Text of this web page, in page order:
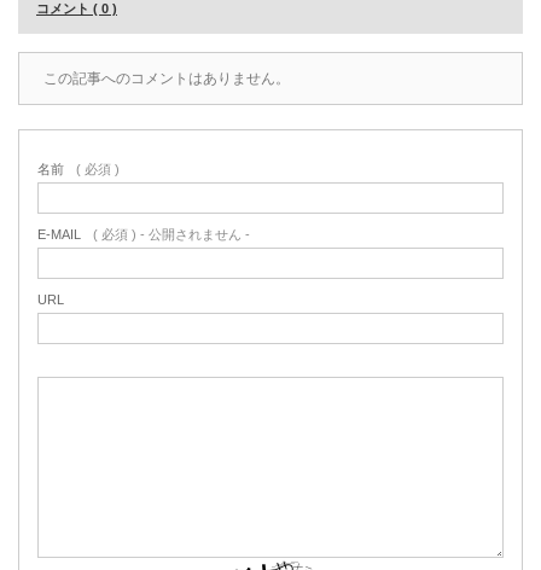
コメント ( 0 )
この記事へのコメントはありません。
名前 ( 必須 )
E-MAIL ( 必須 ) - 公開されません -
URL